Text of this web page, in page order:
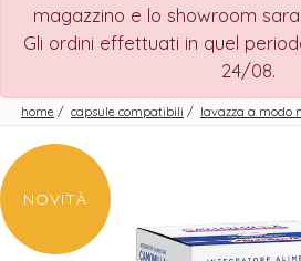
magazzino e lo showroom
Gli ordini effettuati in quel
24/08.
home / capsule compatibili / lavazza a modo
NOVITÀ